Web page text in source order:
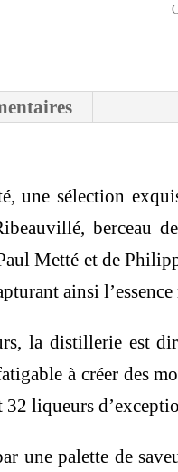
une sélection
berceau
Metté et de
ainsi
la distillerie est
à créer des
32 liqueurs
une palette de